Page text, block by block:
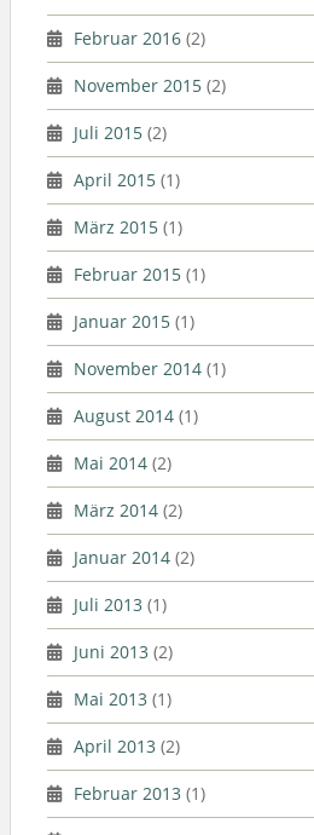
Februar 2016 (2)
November 2015 (2)
Juli 2015 (2)
April 2015 (1)
März 2015 (1)
Februar 2015 (1)
Januar 2015 (1)
November 2014 (1)
August 2014 (1)
Mai 2014 (2)
März 2014 (2)
Januar 2014 (2)
Juli 2013 (1)
Juni 2013 (2)
Mai 2013 (1)
April 2013 (2)
Februar 2013 (1)